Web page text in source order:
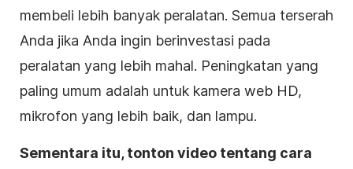
membeli lebih banyak peralatan. Semua terserah
Anda jika Anda ingin berinvestasi pada
peralatan yang lebih mahal. Peningkatan yang
paling umum adalah untuk kamera web HD,
mikrofon yang lebih baik, dan lampu.
Sementara itu, tonton video tentang cara